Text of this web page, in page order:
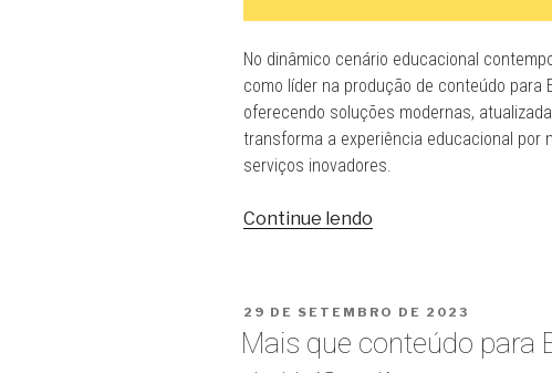
No dinâmico cenário educacional
como líder na produção de conteúdo para
oferecendo soluções modernas,
transforma a experiência educacional por
serviços inovadores.
Continue lendo
EAD:
A
PUBLICADO
29 DE SETEMBRO DE 2023
Mais que conteúdo para